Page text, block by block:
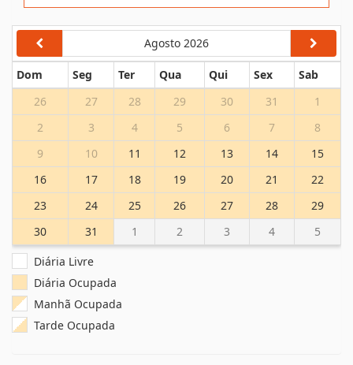
Agosto 2026
Dom Seg Ter Qua Qui Sex
Sab
26
27 28 29 30 31
1
2
3 4 5 6 7
8
9
10 11 12 13 14
15
16
17 18 19 20 21
22
23
24 25 26 27 28
29
30
31 1 2 3 4
5
Diária Livre
Diária Ocupada
Manhã Ocupada
Tarde Ocupada